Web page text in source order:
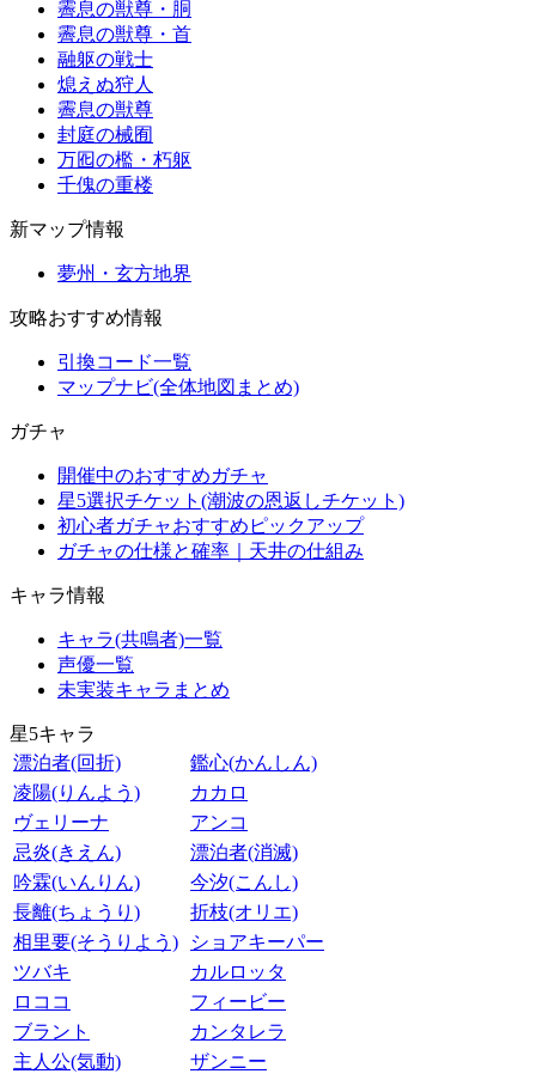
霽息の獣尊・胴
霽息の獣尊・首
融躯の戦士
熄えぬ狩人
霽息の獣尊
封庭の械囿
万囮の檻・朽躯
千傀の重楼
新マップ情報
夢州・玄方地界
攻略おすすめ情報
引換コード一覧
マップナビ(全体地図まとめ)
ガチャ
開催中のおすすめガチャ
星5選択チケット(潮波の恩返しチケット)
初心者ガチャおすすめピックアップ
ガチャの仕様と確率｜天井の仕組み
キャラ情報
キャラ(共鳴者)一覧
声優一覧
未実装キャラまとめ
星5キャラ
漂泊者(回折)
鑑心(かんしん)
凌陽(りんよう)
カカロ
ヴェリーナ
アンコ
忌炎(きえん)
漂泊者(消滅)
吟霖(いんりん)
今汐(こんし)
長離(ちょうり)
折枝(オリエ)
相里要(そうりよう)
ショアキーパー
ツバキ
カルロッタ
ロココ
フィービー
ブラント
カンタレラ
主人公(気動)
ザンニー